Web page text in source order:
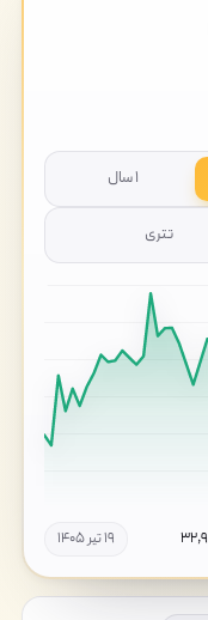
۱ سال
تتری
۱۹ تیر ۱۴۰۵